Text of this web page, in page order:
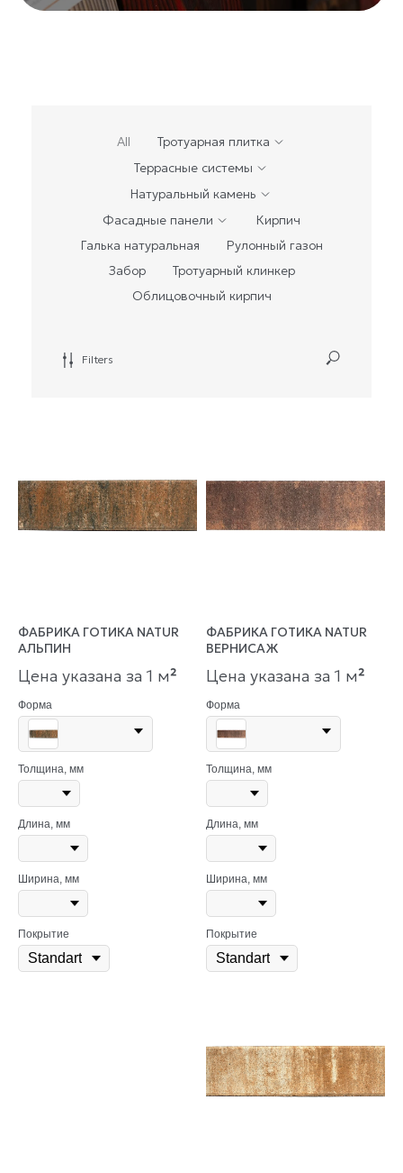
All
Тротуарная плитка
Террасные системы
Натуральный камень
Фасадные панели
Кирпич
Галька натуральная
Рулонный газон
Забор
Тротуарный клинкер
Облицовочный кирпич
Filters
ФАБРИКА ГОТИКА NATUR
АЛЬПИН
Цена указана за 1 м²
Форма
Толщина, мм
Длина, мм
Ширина, мм
Покрытие
ФАБРИКА ГОТИКА NATUR
ВЕРНИСАЖ
Цена указана за 1 м²
Форма
Толщина, мм
Длина, мм
Ширина, мм
Покрытие